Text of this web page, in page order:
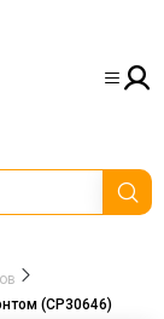
(CP30646)